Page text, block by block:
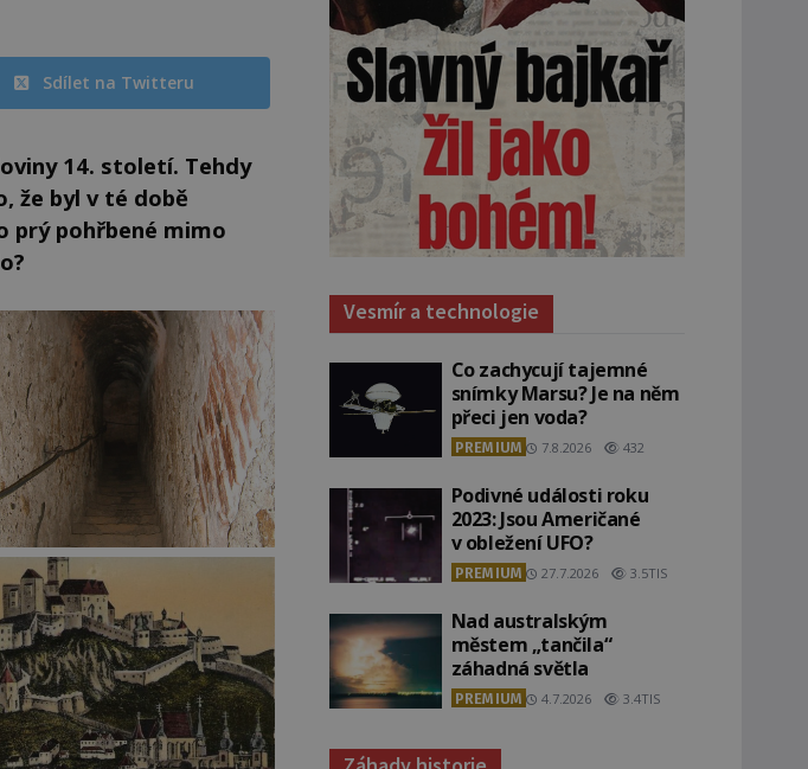
Sdílet na Twitteru
14. století. Tehdy
že byl v té době
prý pohřbené mimo
Vesmír a technologie
Co zachycují tajemné
snímky Marsu? Je na něm
přeci jen voda?
PREMIUM 7.8.2026 432
Podivné události roku
2023: Jsou Američané
v obležení UFO?
PREMIUM 27.7.2026 3.5TIS
Nad australským
městem „tančila“
záhadná světla
PREMIUM 4.7.2026 3.4TIS